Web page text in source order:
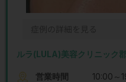
ルラ(LULA)美容クリニック
営業時間 10:00～